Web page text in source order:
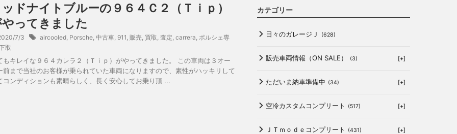
ドナイトブルーの９６４Ｃ２（Ｔｉｐ）
ってきました
7/3 aircooled Porsche 中古車 911 販売 買取 査定 carrera ポルシェ専
取
もキレイな９６４カレラ２（Ｔｉｐ）がやってきました。 この車両は３オー
前まで当社のお客様が乗られていた車両になりますので、素性がハッキリして
コンディションも素晴らしく、長く安心してお乗り頂 ...
カテゴリー
日々のガレージＪ (628)
販売車両情報（ON SALE） (3) [+]
ただいま納車準備中 (34) [+]
空冷カスタムコンプリート (517) [+]
ＪＴｍｏｄｅコンプリート (431) [+]